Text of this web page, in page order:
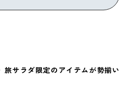
旅サラダ限定のアイテムが勢揃い